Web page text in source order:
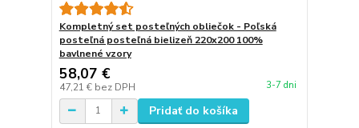
Kompletný set posteľných obliečok - Poľská
posteľná posteľná bielizeň 220x200 100%
bavlnené vzory
58,07 €
47,21 € bez DPH 3-7 dni
Pridať do košíka